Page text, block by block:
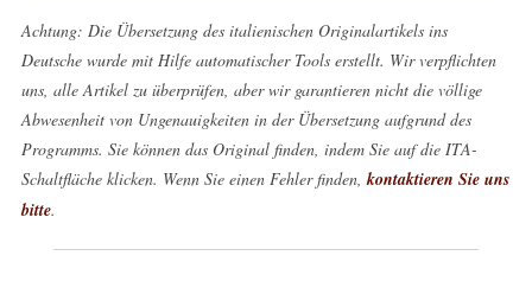
Achtung: Die Übersetzung des italienischen Originalartikels ins
Deutsche wurde mit Hilfe automatischer Tools erstellt. Wir verpflichten
uns, alle Artikel zu überprüfen, aber wir garantieren nicht die völlige
Abwesenheit von Ungenauigkeiten in der Übersetzung aufgrund des
Programms. Sie können das Original finden, indem Sie auf die ITA-
Schaltfläche klicken. Wenn Sie einen Fehler finden, kontaktieren Sie uns
bitte.